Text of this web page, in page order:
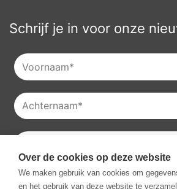
Schrijf je in voor onze
Je kan onzeprivacyverklaring
altijd uitschrijven voor onze
Over de cookies op deze website
We maken gebruik van cookies om
en het gebruik van deze website te